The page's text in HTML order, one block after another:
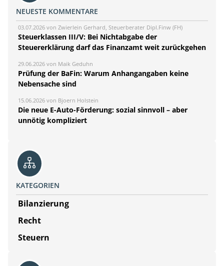
NEUESTE KOMMENTARE
03.07.2026 von Zwierlein Gerhard, Steuerberater Dipl.Finw (FH)
Steuerklassen III/V: Bei Nichtabgabe der
Steuererklärung darf das Finanzamt weit zurückgehen
29.06.2026 von Maik Geduhn
Prüfung der BaFin: Warum Anhangangaben keine
Nebensache sind
15.06.2026 von Bjoern Holstein
Die neue E-Auto-Förderung: sozial sinnvoll – aber
unnötig kompliziert
KATEGORIEN
Bilanzierung
Recht
Steuern